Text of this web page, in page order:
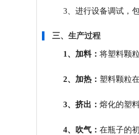
3、进行设备调试，
三、生产过程
1、加料： 将塑料颗
2、加热： 塑料颗粒
3、挤出： 熔化的塑
4、吹气： 在瓶子的